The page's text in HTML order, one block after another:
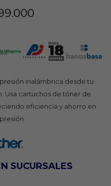
inalámbrica desde tu
Usa cartuchos de tóner de
eficiencia y ahorro en
SUCURSALES